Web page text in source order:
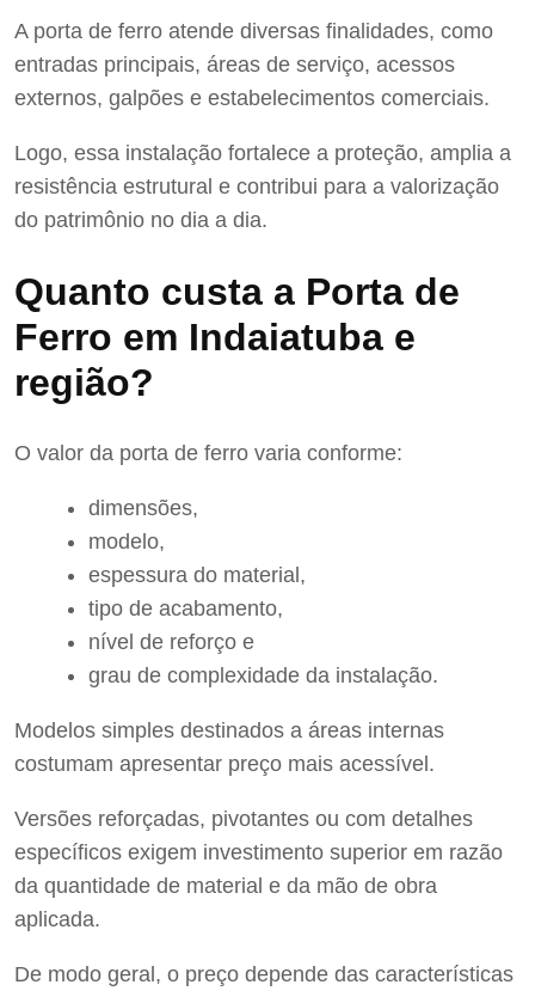
A porta de ferro atende diversas finalidades, como
entradas principais, áreas de serviço, acessos
externos, galpões e estabelecimentos comerciais.
Logo, essa instalação fortalece a proteção, amplia a
resistência estrutural e contribui para a valorização
do patrimônio no dia a dia.
Quanto custa a Porta de
Ferro em Indaiatuba e
região?
O valor da porta de ferro varia conforme:
dimensões,
modelo,
espessura do material,
tipo de acabamento,
nível de reforço e
grau de complexidade da instalação.
Modelos simples destinados a áreas internas
costumam apresentar preço mais acessível.
Versões reforçadas, pivotantes ou com detalhes
específicos exigem investimento superior em razão
da quantidade de material e da mão de obra
aplicada.
De modo geral, o preço depende das características